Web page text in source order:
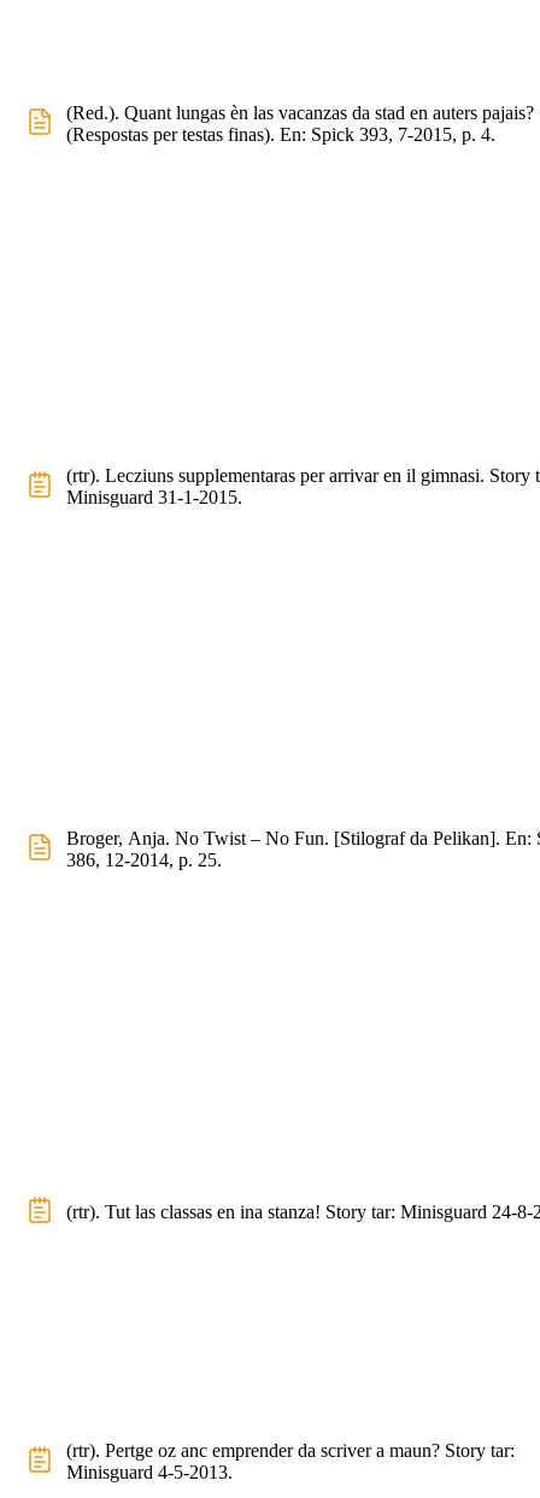
(Red.). Quant lungas èn las vacanzas da stad en auters pajais?
(Respostas per testas finas). En: Spick 393, 7-2015, p. 4.
(rtr). Lecziuns supplementaras per arrivar en il gimnasi. Story
Minisguard 31-1-2015.
Broger, Anja. No Twist – No Fun. [Stilograf da Pelikan]. En:
386, 12-2014, p. 25.
(rtr). Tut las classas en ina stanza! Story tar: Minisguard 24-8-
(rtr). Pertge oz anc emprender da scriver a maun? Story tar:
Minisguard 4-5-2013.